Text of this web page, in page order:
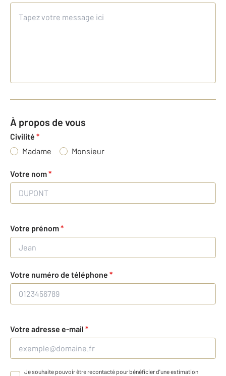
À propos de vous
Civilité *
Madame
Monsieur
Votre nom*
Votre prénom*
Votre numéro de téléphone *
Votre adresse e-mail *
Je souhaite pouvoir être recontacté pour bénéficier d'une estimation